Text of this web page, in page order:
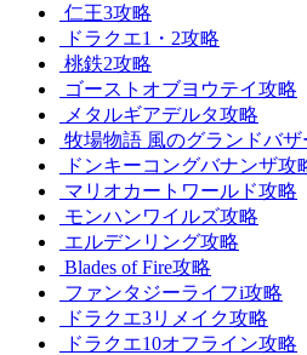
仁王3攻略
ドラクエ1・2攻略
桃鉄2攻略
ゴーストオブヨウテイ攻略
メタルギアデルタ攻略
牧場物語 風のグランドバザ
ドンキーコングバナンザ攻
マリオカートワールド攻略
モンハンワイルズ攻略
エルデンリング攻略
Blades of Fire攻略
ファンタジーライフi攻略
ドラクエ3リメイク攻略
ドラクエ10オフライン攻略